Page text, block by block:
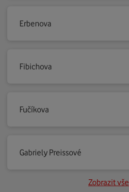
Erbenova
Fibichova
Fučíkova
Gabriely Preissové
Zobrazit vše